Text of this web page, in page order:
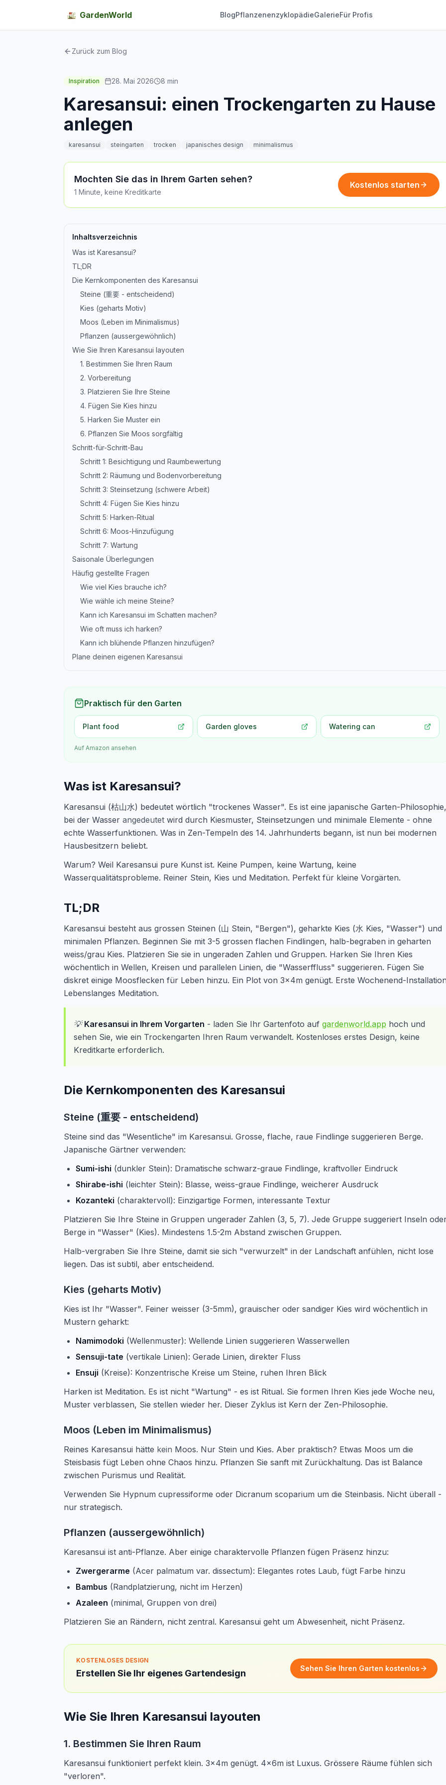
GardenWorld BlogPflanzenenzyklopädieGalerieFür Profis
Zurück zum Blog
Inspiration 28. Mai 2026 8 min
Karesansui: einen Trockengarten zu Hause
anlegen
karesansui steingarten trocken japanisches design minimalismus
Mochten Sie das in Ihrem Garten sehen?
1 Minute, keine Kreditkarte
Kostenlos starten
Inhaltsverzeichnis
Was ist Karesansui?
TL;DR
Die Kernkomponenten des Karesansui
Steine (重要 - entscheidend)
Kies (geharts Motiv)
Moos (Leben im Minimalismus)
Pflanzen (aussergewöhnlich)
Wie Sie Ihren Karesansui layouten
1. Bestimmen Sie Ihren Raum
2. Vorbereitung
3. Platzieren Sie Ihre Steine
4. Fügen Sie Kies hinzu
5. Harken Sie Muster ein
6. Pflanzen Sie Moos sorgfältig
Schritt-für-Schritt-Bau
Schritt 1: Besichtigung und Raumbewertung
Schritt 2: Räumung und Bodenvorbereitung
Schritt 3: Steinsetzung (schwere Arbeit)
Schritt 4: Fügen Sie Kies hinzu
Schritt 5: Harken-Ritual
Schritt 6: Moos-Hinzufügung
Schritt 7: Wartung
Saisonale Überlegungen
Häufig gestellte Fragen
Wie viel Kies brauche ich?
Wie wähle ich meine Steine?
Kann ich Karesansui im Schatten machen?
Wie oft muss ich harken?
Kann ich blühende Pflanzen hinzufügen?
Plane deinen eigenen Karesansui
Praktisch für den Garten
Plant food Garden gloves Watering can
Auf Amazon ansehen
Was ist Karesansui?
Karesansui (枯山水) bedeutet wörtlich "trockenes Wasser". Es ist eine japanische Garten-Philosophie,
bei der Wasser angedeutet wird durch Kiesmuster, Steinsetzungen und minimale Elemente - ohne
echte Wasserfunktionen. Was in Zen-Tempeln des 14. Jahrhunderts begann, ist nun bei modernen
Hausbesitzern beliebt.
Warum? Weil Karesansui pure Kunst ist. Keine Pumpen, keine Wartung, keine
Wasserqualitätsprobleme. Reiner Stein, Kies und Meditation. Perfekt für kleine Vorgärten.
TL;DR
Karesansui besteht aus grossen Steinen (山 Stein, "Bergen"), geharkte Kies (水 Kies, "Wasser") und
minimalen Pflanzen. Beginnen Sie mit 3-5 grossen flachen Findlingen, halb-begraben in geharten
weiss/grau Kies. Platzieren Sie sie in ungeraden Zahlen und Gruppen. Harken Sie Ihren Kies
wöchentlich in Wellen, Kreisen und parallelen Linien, die "Wasserffluss" suggerieren. Fügen Sie
diskret einige Moosflecken für Leben hinzu. Ein Plot von 3x4m genügt. Erste Wochenend-
Lebenslanges Meditation.
💡Karesansui in Ihrem Vorgarten - laden Sie Ihr Gartenfoto auf gardenworld.app hoch und
sehen Sie, wie ein Trockengarten Ihren Raum verwandelt. Kostenloses erstes Design, keine
Kreditkarte erforderlich.
Die Kernkomponenten des Karesansui
Steine (重要 - entscheidend)
Steine sind das "Wesentliche" im Karesansui. Grosse, flache, raue Findlinge suggerieren Berge.
Japanische Gärtner verwenden:
Sumi-ishi (dunkler Stein): Dramatische schwarz-graue Findlinge, kraftvoller Eindruck
Shirabe-ishi (leichter Stein): Blasse, weiss-graue Findlinge, weicherer Ausdruck
Kozanteki (charaktervoll): Einzigartige Formen, interessante Textur
Platzieren Sie Ihre Steine in Gruppen ungerader Zahlen (3, 5, 7). Jede Gruppe suggeriert Inseln
Berge in "Wasser" (Kies). Mindestens 1.5-2m Abstand zwischen Gruppen.
Halb-vergraben Sie Ihre Steine, damit sie sich "verwurzelt" in der Landschaft anfühlen, nicht lose
liegen. Das ist subtil, aber entscheidend.
Kies (geharts Motiv)
Kies ist Ihr "Wasser". Feiner weisser (3-5mm), grauischer oder sandiger Kies wird wöchentlich in
Mustern geharkt:
Namimodoki (Wellenmuster): Wellende Linien suggerieren Wasserwellen
Sensuji-tate (vertikale Linien): Gerade Linien, direkter Fluss
Ensuji (Kreise): Konzentrische Kreise um Steine, ruhen Ihren Blick
Harken ist Meditation. Es ist nicht "Wartung" - es ist Ritual. Sie formen Ihren Kies jede Woche neu,
Muster verblassen, Sie stellen wieder her. Dieser Zyklus ist Kern der Zen-Philosophie.
Moos (Leben im Minimalismus)
Reines Karesansui hätte kein Moos. Nur Stein und Kies. Aber praktisch? Etwas Moos um die
Steisbasis fügt Leben ohne Chaos hinzu. Pflanzen Sie sanft mit Zurückhaltung. Das ist Balance
zwischen Purismus und Realität.
Verwenden Sie Hypnum cupressiforme oder Dicranum scoparium um die Steinbasis. Nicht überall -
nur strategisch.
Pflanzen (aussergewöhnlich)
Karesansui ist anti-Pflanze. Aber einige charaktervolle Pflanzen fügen Präsenz hinzu:
Zwergerarme (Acer palmatum var. dissectum): Elegantes rotes Laub, fügt Farbe hinzu
Bambus (Randplatzierung, nicht im Herzen)
Azaleen (minimal, Gruppen von drei)
Platzieren Sie an Rändern, nicht zentral. Karesansui geht um Abwesenheit, nicht Präsenz.
KOSTENLOSES DESIGN
Erstellen Sie Ihr eigenes Gartendesign Sehen Sie Ihren Garten kostenlos
Wie Sie Ihren Karesansui layouten
1. Bestimmen Sie Ihren Raum
Karesansui funktioniert perfekt klein. 3x4m genügt. 4x6m ist Luxus. Grössere Räume fühlen sich
"verloren".